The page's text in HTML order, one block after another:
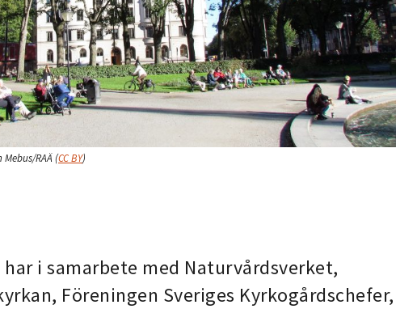
Mebus/RAÄ(CC BY)
i samarbete med Naturvårdsverket,
Föreningen Sveriges Kyrkogårdschefer,